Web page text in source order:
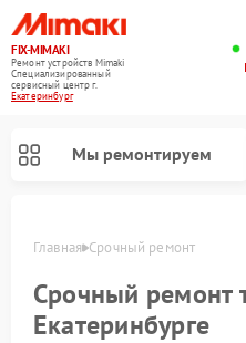
FIX-MIMAKI
Ремонт устройств Mimaki
Специализированный
cервисный центр г.
Екатеринбург
Мы ремонтируем
Главная Срочный ремонт
Срочный ремонт
Екатеринбурге